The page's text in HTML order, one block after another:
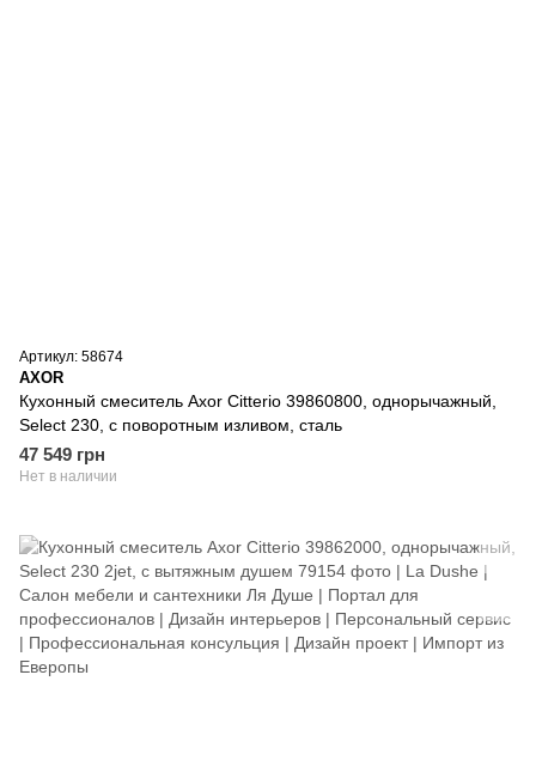
Артикул: 58674
AXOR
Кухонный смеситель Axor Citterio 39860800, однорычажный,
Select 230, с поворотным изливом, сталь
47 549 грн
Нет в наличии